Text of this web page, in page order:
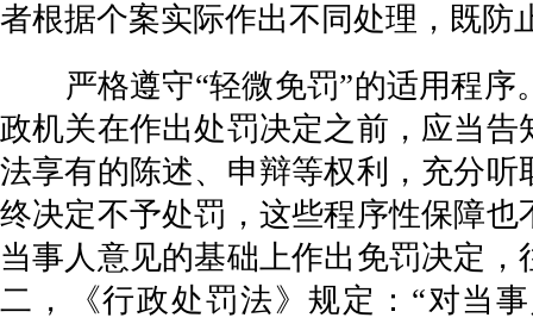
者根据个案实际作出不同处理，既防
严格遵守“轻微免罚”的适用程序
政机关在作出处罚决定之前，应当
法享有的陈述、申辩等权利，充分
终决定不予处罚，这些程序性保障
当事人意见的基础上作出免罚决定
二，《行政处罚法》规定：“对当